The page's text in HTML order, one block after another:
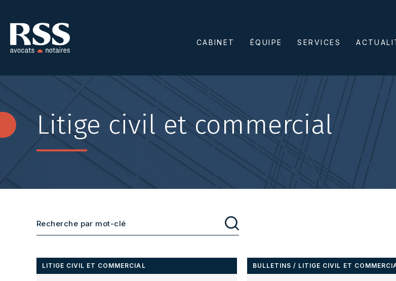
CABINET ÉQUIPE SERVICES
Litige civil et commercial
LITIGE CIVIL ET COMMERCIAL BULLETINS / LITIGE CIVIL ET